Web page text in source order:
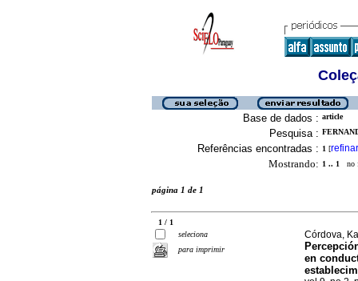
Base de dados : article
Pesquisa :
Referências encontradas : 1 [refinar
Mostrando: 1 .. 1 no
página 1 de 1
1 / 1
seleciona
para imprimir
Córdova,
en